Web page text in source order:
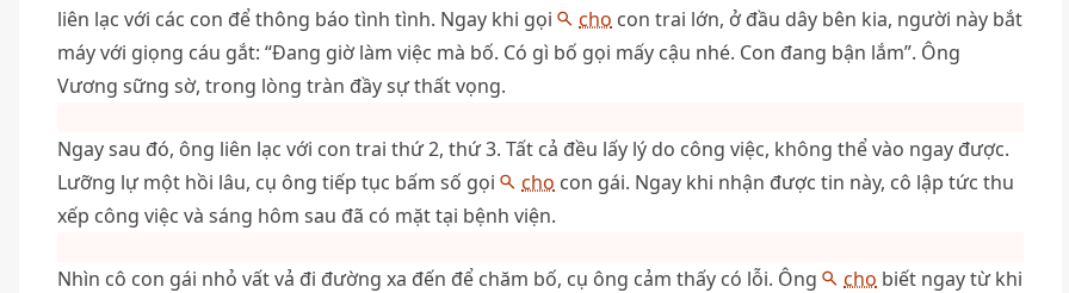
liên lạc với các con để thông báo tình tình. Ngay khi gọi
cho con trai lớn, ở đầu dây bên kia, người này bắt
máy với giọng cáu gắt: “Đang giờ làm việc mà bố. Có gì bố gọi mấy cậu nhé. Con đang bận lắm”. Ông
Vương sững sờ, trong lòng tràn đầy sự thất vọng.
Ngay sau đó, ông liên lạc với con trai thứ 2, thứ 3. Tất cả đều lấy lý do công việc, không thể vào ngay được.
Lưỡng lự một hồi lâu, cụ ông tiếp tục bấm số gọi
cho con gái. Ngay khi nhận được tin này, cô lập tức thu
xếp công việc và sáng hôm sau đã có mặt tại bệnh viện.
Nhìn cô con gái nhỏ vất vả đi đường xa đến để chăm bố, cụ ông cảm thấy có lỗi. Ông cho biết ngay từ khi